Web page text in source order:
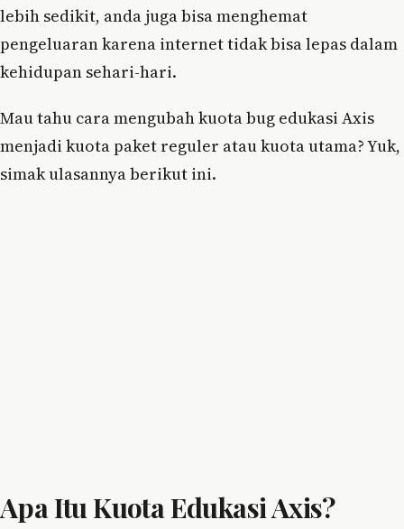
lebih sedikit, anda juga bisa menghemat
pengeluaran karena internet tidak bisa lepas dalam
kehidupan sehari-hari.
Mau tahu cara mengubah kuota bug edukasi Axis
menjadi kuota paket reguler atau kuota utama? Yuk,
simak ulasannya berikut ini.
Apa Itu Kuota Edukasi Axis?